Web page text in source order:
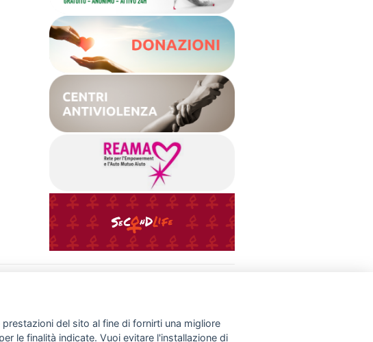
stampa
Link
Contatti
del sito al fine di fornirti una migliore
le finalità indicate. Vuoi evitare l'installazione di